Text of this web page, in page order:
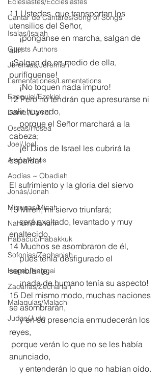
Cantar de Cantares/Song of Songs
Isaías/Isaiah
Guests Authors
Jeremias/Jeremiah
Lamentationes/Lamentations
Ezequiel/Ezekiel
Daniel/Daniel
Oseas/Hosea
Joel/Joel
Amós/Amos
Abdías ~ Obadiah
Jonás/Jonah
Miqueas/Micah
Nahúm/Nahum
Habacuc/Habakkuk
Sofonías/Zephaniah
Hageo/Haggai
Zacarías/Zechariah
Malaquías/Malachi
Judas/Jude
11 Ustedes, que transportan los
utensilios del Señor,
     ¡pónganse en marcha, salgan de
allí!
¡Salgan de en medio de ella,
purifíquense!
     ¡No toquen nada impuro!
12 Pero no tendrán que apresurarse ni
salir huyendo,
     porque el Señor marchará a la
cabeza;
     ¡el Dios de Israel les cubrirá la
espalda!
El sufrimiento y la gloria del siervo
13 Miren, mi siervo triunfará;
     será exaltado, levantado y muy
enaltecido.
14 Muchos se asombraron de él,
     pues tenía desfigurado el
semblante;
     ¡nada de humano tenía su aspecto!
15 Del mismo modo, muchas naciones
se asombrarán,
     y en su presencia enmudecerán los
reyes,
anunciado,
     y entenderán lo que no habían oído.